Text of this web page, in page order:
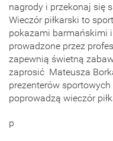
nagrody i przekonaj się
Wieczór piłkarski to
pokazami barmańskimi
prowadzone przez
zapewnią świetną
zaprosić Mateusza
prezenterów
poprowadzą wieczór
p